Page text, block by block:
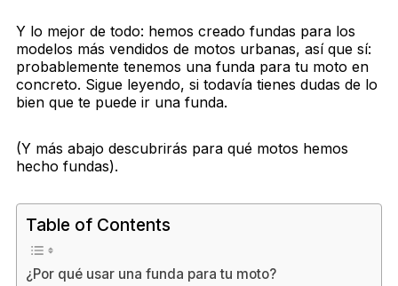
Y lo mejor de todo: hemos creado fundas para los
modelos más vendidos de motos urbanas, así que sí:
probablemente tenemos una funda para tu moto en
concreto. Sigue leyendo, si todavía tienes dudas de lo
bien que te puede ir una funda.
(Y más abajo descubrirás para qué motos hemos
hecho fundas).
Table of Contents
¿Por qué usar una funda para tu moto?